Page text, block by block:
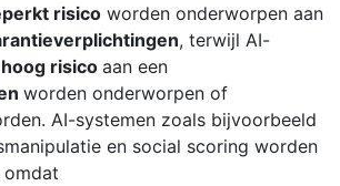
risico worden onderworpen aan
, terwijl AI-
hoog risico aan een
worden onderworpen of
AI-systemen zoals bijvoorbeeld
en social scoring worden
omdat